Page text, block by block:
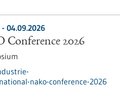
- 04.09.2026
2026
nako-conference-2026